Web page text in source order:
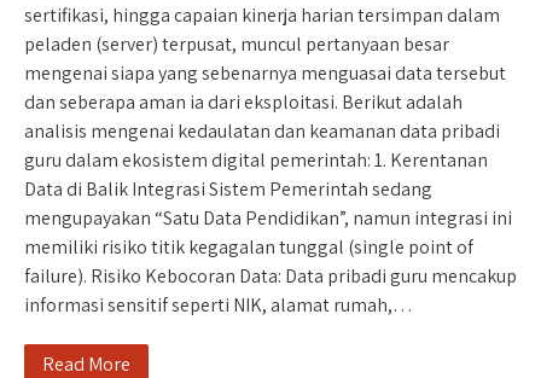
sertifikasi, hingga capaian kinerja harian tersimpan dalam
peladen (server) terpusat, muncul pertanyaan besar
mengenai siapa yang sebenarnya menguasai data tersebut
dan seberapa aman ia dari eksploitasi. Berikut adalah
analisis mengenai kedaulatan dan keamanan data pribadi
guru dalam ekosistem digital pemerintah: 1. Kerentanan
Data di Balik Integrasi Sistem Pemerintah sedang
mengupayakan “Satu Data Pendidikan”, namun integrasi ini
memiliki risiko titik kegagalan tunggal (single point of
failure). Risiko Kebocoran Data: Data pribadi guru mencakup
informasi sensitif seperti NIK, alamat rumah,…
Read More